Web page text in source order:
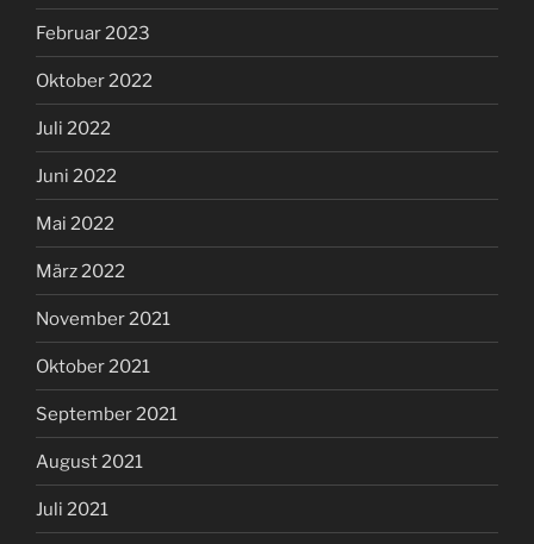
Februar 2023
Oktober 2022
Juli 2022
Juni 2022
Mai 2022
März 2022
November 2021
Oktober 2021
September 2021
August 2021
Juli 2021